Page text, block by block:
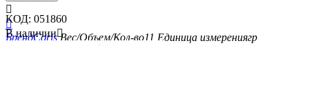


БрендCorisВес/Объем/Кол-во11 Единица измерениягр
КОД: 051860
В наличии